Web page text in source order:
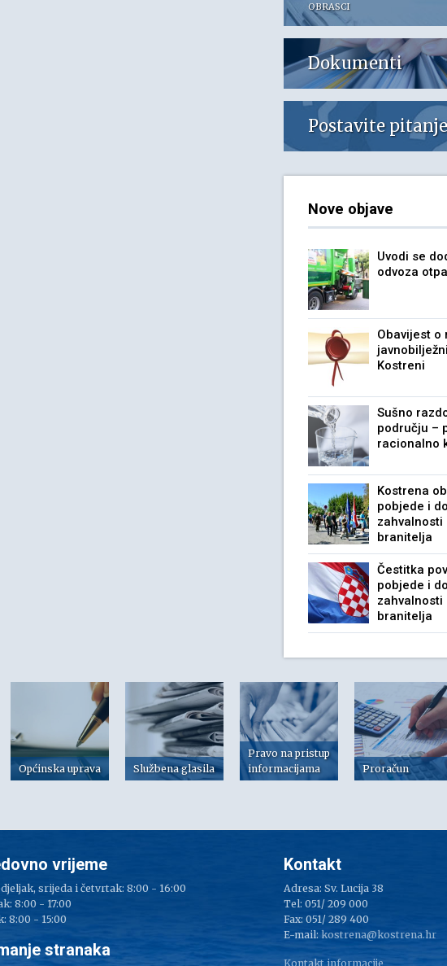
OBRASCI
Dokumenti
Postavite pitanje
Nove objave
Uvodi se
odvoza
Obavijest o
Kostreni
Sušno
području –
racionalno
Kostrena
pobjede i
zahvalnosti
branitelja
Čestitka
pobjede i
zahvalnosti
branitelja
Općinska uprava Službena glasila
Pravo na pristup
informacijama
Proračun
vrijeme
srijeda i četvrtak: 8:00 - 16:00
8:00 - 17:00
8:00 - 15:00
stranaka
Kontakt
Adresa: Sv. Lucija 38
Tel: 051/ 209 000
Fax: 051/ 289 400
E-mail: kostrena@kostrena.hr
Kontakt informacije